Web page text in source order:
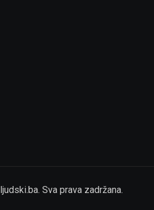
ljudski.ba. Sva prava zadržana.